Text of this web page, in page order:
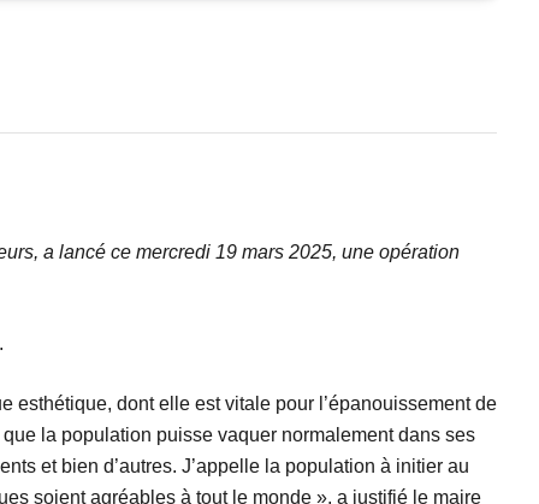
a lancé ce mercredi 19 mars 2025, une opération
esthétique, dont elle est vitale pour l’épanouissement de
la population puisse vaquer normalement dans ses
et bien d’autres. J’appelle la population à initier au
soient agréables à tout le monde », a justifié le maire